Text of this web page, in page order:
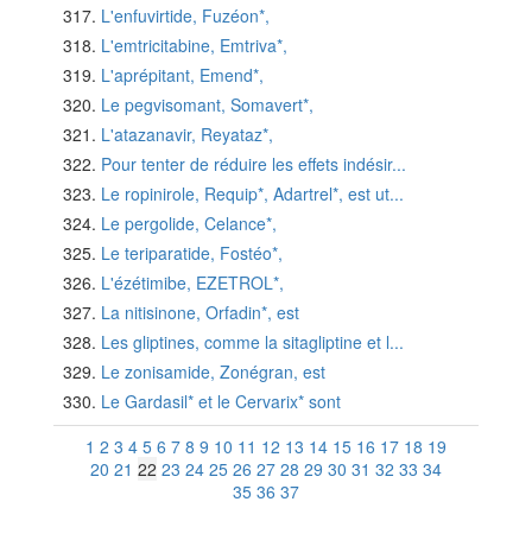
L'enfuvirtide, Fuzéon*,
L'emtricitabine, Emtriva*,
L'aprépitant, Emend*,
Le pegvisomant, Somavert*,
L'atazanavir, Reyataz*,
Pour tenter de réduire les effets indésir...
Le ropinirole, Requip*, Adartrel*, est ut...
Le pergolide, Celance*,
Le teriparatide, Fostéo*,
L'ézétimibe, EZETROL*,
La nitisinone, Orfadin*, est
Les gliptines, comme la sitagliptine et l...
Le zonisamide, Zonégran, est
Le Gardasil* et le Cervarix* sont
1 2 3 4 5 6 7 8 9 10 11 12 13 14 15 16 17 18 19
20 21 22 23 24 25 26 27 28 29 30 31 32 33 34
35 36 37